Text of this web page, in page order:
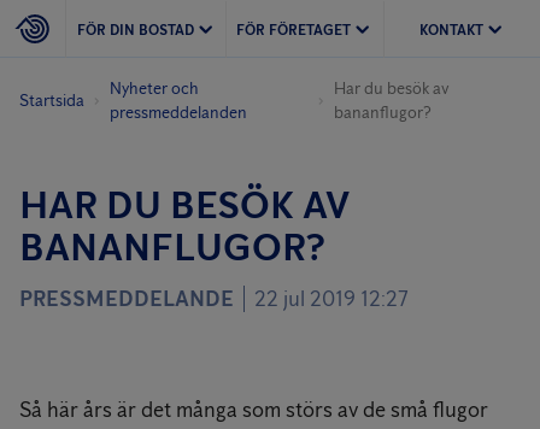
FÖR DIN BOSTAD FÖR FÖRETAGET KONTAKT
Startsida
Nyheter och
pressmeddelanden
Har du besök av
bananflugor?
HAR DU BESÖK AV
BANANFLUGOR?
PRESSMEDDELANDE 22 jul 2019 12:27
Så här års är det många som störs av de små flugor